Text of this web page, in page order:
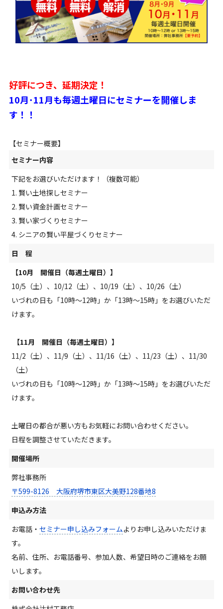
好評につき、延期決定！
10月･11月も毎週土曜日にセミナーを開催しま
す！！
【セミナー概要】
セミナー内容
下記をお選びいただけます！（複数可能）
1. 賢い土地探しセミナー
2. 賢い資金計画セミナー
3. 賢い家づくりセミナー
4. シニアの賢い平屋づくりセミナー
日 程
【10月 開催日（毎週土曜日）】
10/5（土）、10/12 （土） 、10/19 （土） 、10/26 （土）
いづれの日も「10時～12時」か「13時～15時」をお選びいただ
けます。
【11月 開催日（毎週土曜日）】
11/2 （土） 、11/9 （土） 、11/16 （土） 、11/23（土） 、11/30
（土）
いづれの日も「10時～12時」か「13時～15時」をお選びいただ
けます。
土曜日の都合が悪い方もお気軽にお問い合わせください。
日程を調整させていただきます。
開催場所
弊社事務所
〒599-8126 大阪府堺市東区大美野128番地8
申込み方法
お電話・ セミナー申し込みフォームよりお申し込みいただけま
す。
名前、住所、お電話番号、参加人数、希望日時のご連絡をお願
いします。
お問い合わせ先